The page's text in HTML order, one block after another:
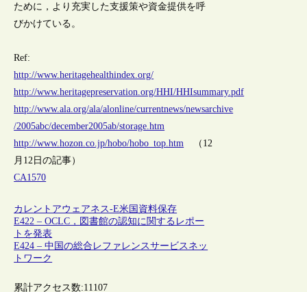
ために，より充実した支援策や資金提供を呼
びかけている。
Ref:
http://www.heritagehealthindex.org/
http://www.heritagepreservation.org/HHI/HHIsummary.pdf
http://www.ala.org/ala/alonline/currentnews/newsarchive
/2005abc/december2005ab/storage.htm
http://www.hozon.co.jp/hobo/hobo_top.htm （12
月12日の記事）
CA1570
カレントアウェアネス-E米国 資料保存
E422 – OCLC，図書館の認知に関するレポー
トを発表
E424 – 中国の総合レファレンスサービスネッ
トワーク
累計アクセス数:11107